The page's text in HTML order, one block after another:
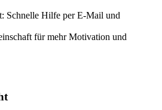
Schnelle Hilfe per E-Mail und
für mehr Motivation und